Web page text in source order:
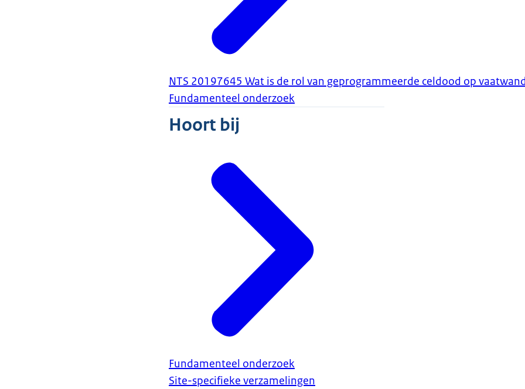
NTS 20197645 Wat is de rol van geprogrammeerde celdood op
Fundamenteel onderzoek
Hoort bij
Fundamenteel onderzoek
Site-specifieke verzamelingen